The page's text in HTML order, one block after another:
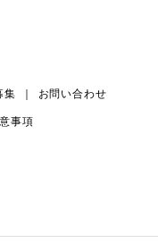
集 お問い合わせ
事項